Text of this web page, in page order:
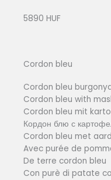
5890 HUF
Cordon bleu
Cordon bleu
Cordon bleu with
Cordon bleu mit
Кордон блю с
Cordon bleu met
Avec purée de
De terre cordon bleu
Con purè di patate